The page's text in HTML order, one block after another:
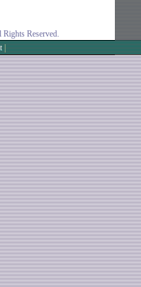
Reserved.
|